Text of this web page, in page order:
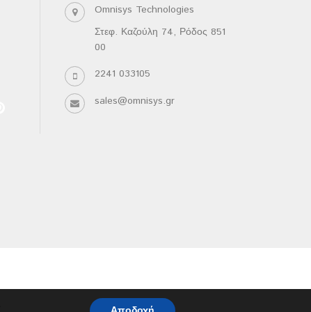
Omnisys Technologies
Στεφ. Καζούλη 74, Ρόδος 851
00
2241 033105
sales@omnisys.gr